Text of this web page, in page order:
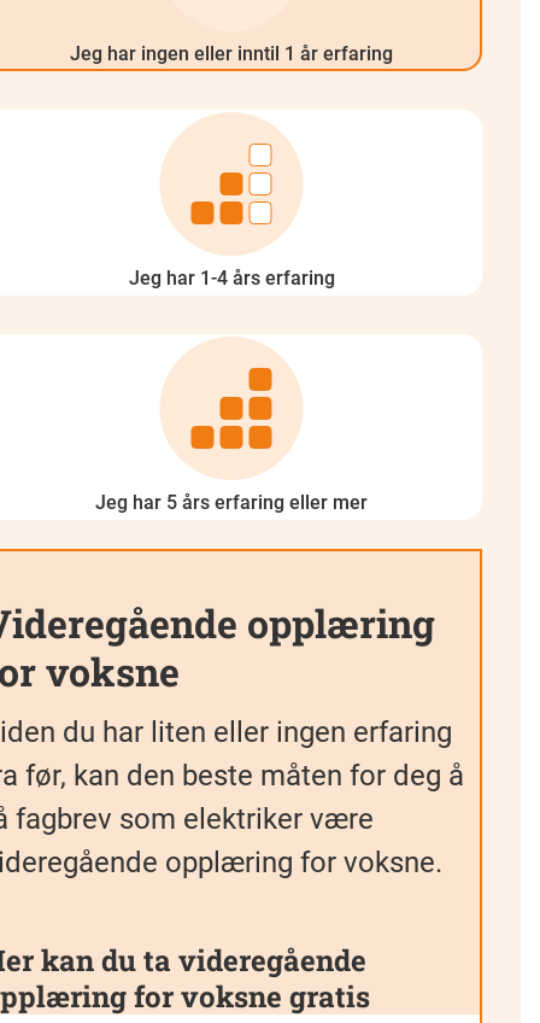
Jeg har ingen eller inntil 1 år erfaring
Jeg har 1-4 års erfaring
Jeg har 5 års erfaring eller mer
opplæring
voksne
du har liten eller ingen erfaring
før, kan den beste måten for deg å
fagbrev som elektriker være
opplæring for voksne.
kan du ta videregående
for voksne gratis